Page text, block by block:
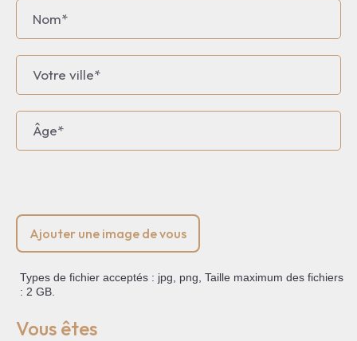
En
Nom
Ville
Âge
Fichier
Types de fichier acceptés : jpg, png, Taille maximum des fichiers
: 2 GB.
Vous êtes